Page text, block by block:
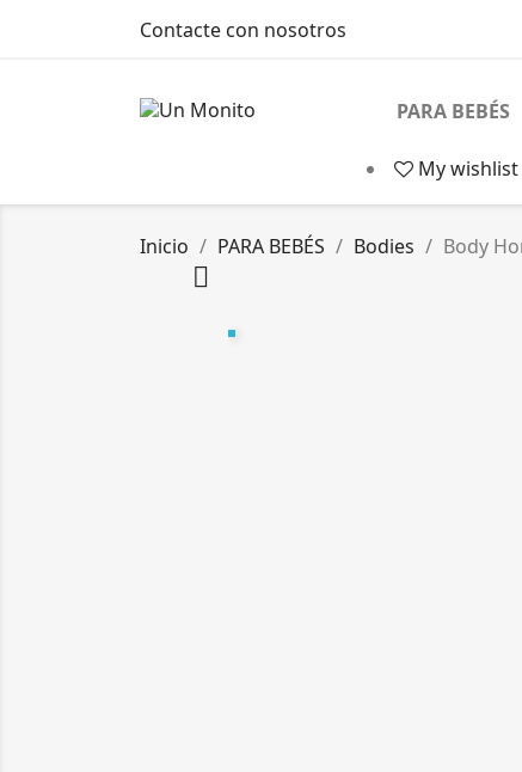
Contacte con nosotros
PARA BEBÉS
My wishlist
Inicio PARA BEBÉS Bodies Body
